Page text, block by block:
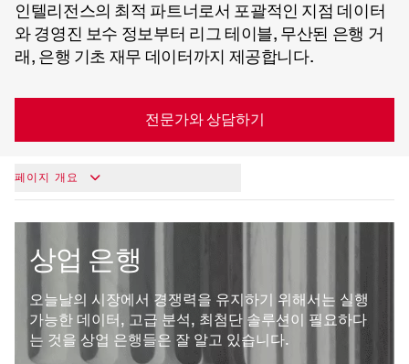
인텔리전스의 최적 파트너로서 포괄적인 지점 데이터
와 경영진 보수 정보부터 리그 테이블, 무산된 은행 거
래, 은행 기초 재무 데이터까지 제공합니다.
전문가와 상담하기
페이지 개요
상업 은행
오늘날의 시장에서 경쟁력을 유지하기 위해서는 실행
가능한 데이터, 고급 분석, 최첨단 솔루션이 필요하다
는 것을 상업 은행들은 잘 알고 있습니다.